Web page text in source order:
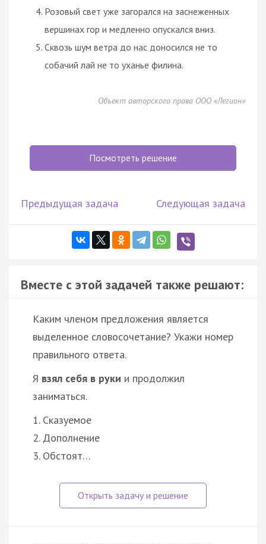
Розовый свет уже загорался на заснеженных
вершинах гор и медленно опускался вниз.
Сквозь шум ветра до нас доносился не то
собачий лай не то уханье филина.
Объект авторского права ООО «Легион»
Посмотреть решение
Предыдущая задача Следующая задача
Вместе с этой задачей также решают:
Каким членом предложения является
выделенное словосочетание? Укажи номер
правильного ответа.
Я взял себя в руки и продолжил
заниматься.
1. Сказуемое
2. Дополнение
3. Обстоят…